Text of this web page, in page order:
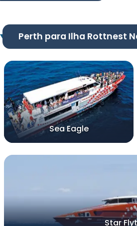
Perth para Ilha Rottnest
Sea Eagle
Star